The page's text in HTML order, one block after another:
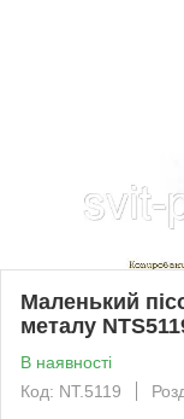
Маленький
металу
В наявності
Код: NT.5119